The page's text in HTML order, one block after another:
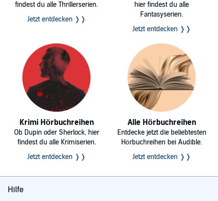
findest du alle Thrillerserien.
Jetzt entdecken ❭❭
hier findest du alle
Fantasyserien.
Jetzt entdecken ❭❭
Krimi Hörbuchreihen
Ob Dupin oder Sherlock, hier
findest du alle Krimiserien.
Jetzt entdecken ❭❭
Alle Hörbuchreihen
Entdecke jetzt die beliebtesten
Hörbuchreihen bei Audible.
Jetzt entdecken ❭❭
Hilfe